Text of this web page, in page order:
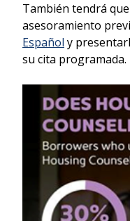
También tendrá
asesoramiento
Español y
su cita programada.